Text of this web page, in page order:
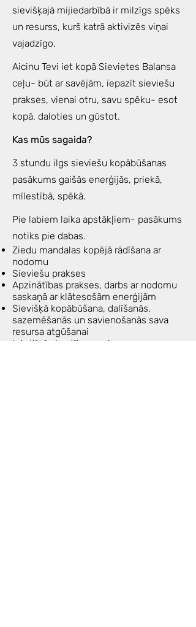
sievišķajā mijiedarbībā ir milzīgs spēks
un resurss, kurš katrā aktivizēs viņai
vajadzīgo.
Aicinu Tevi iet kopā Sievietes Balansa
ceļu- būt ar savējām, iepazīt sieviešu
prakses, vienai otru, savu spēku- esot
kopā, daloties un gūstot.
Kas mūs sagaida?
3 stundu ilgs sieviešu kopābūšanas
pasākums gaišās enerģijās, priekā,
mīlestībā, spēkā.
Pie labiem laika apstākļiem- pasākums
notiks pie dabas.
Ziedu mandalas kopējā rādīšana ar
nodomu
Sieviešu prakses
Apzinātības prakses, darbs ar nodomu
saskaņā ar klātesošām enerģijām
Sievišķā kopābūšana, dalīšanās,
sazemēšanās un savienošanās sava
resursa atgūšanai
Intuitīvās kustības prakses